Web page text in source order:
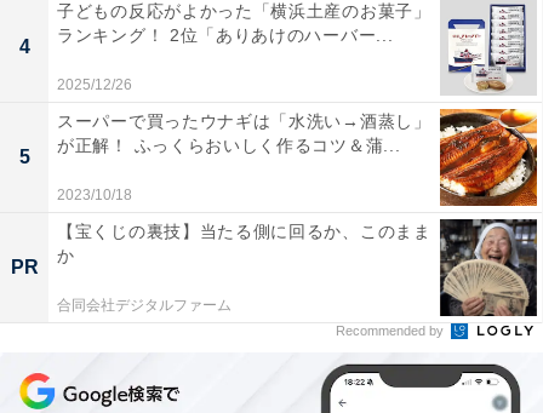
炊きたてごはんのように、ふっくらとした仕上が
り
4
子どもの反応がよかった「横浜土産のお菓子」
ランキング！ 2位「ありあけのハーバー...
2025/12/26
5
スーパーで買ったウナギは「水洗い→酒蒸し」
が正解！ ふっくらおいしく作るコツ＆蒲...
2023/10/18
PR
【宝くじの裏技】当たる側に回るか、このまま
か
合同会社デジタルファーム
Recommended by